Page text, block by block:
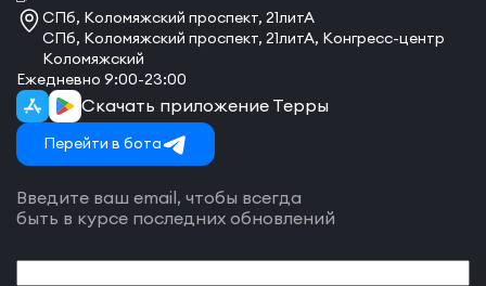
СПб, Коломяжский проспект, 21литА
СПб, Коломяжский проспект, 21литА, Конгресс-центр
Коломяжский
Ежедневно 9:00-23:00
Скачать приложение Терры
Перейти в бота
Введите ваш email, чтобы всегда
быть в курсе последних обновлений